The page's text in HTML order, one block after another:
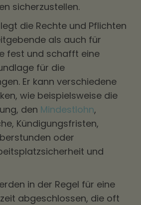
sicherzustellen.
die Rechte und Pflichten
als auch für
fest und schafft eine
für die
Er kann verschiedene
wie beispielsweise die
den Mindestlohn,
Kündigungsfristen,
oder
und
in der Regel für eine
abgeschlossen, die oft